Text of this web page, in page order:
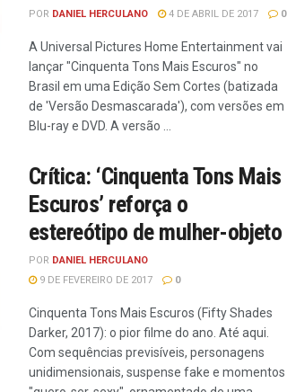
POR DANIEL HERCULANO 4 DE ABRIL DE 2017 0
A Universal Pictures Home Entertainment vai
lançar "Cinquenta Tons Mais Escuros" no
Brasil em uma Edição Sem Cortes (batizada
de 'Versão Desmascarada'), com versões em
Blu-ray e DVD. A versão ...
Crítica: ‘Cinquenta Tons Mais
Escuros’ reforça o
estereótipo de mulher-objeto
POR DANIEL HERCULANO
9 DE FEVEREIRO DE 2017
0
Cinquenta Tons Mais Escuros (Fifty Shades
Darker, 2017): o pior filme do ano. Até aqui.
Com sequências previsíveis, personagens
unidimensionais, suspense fake e momentos